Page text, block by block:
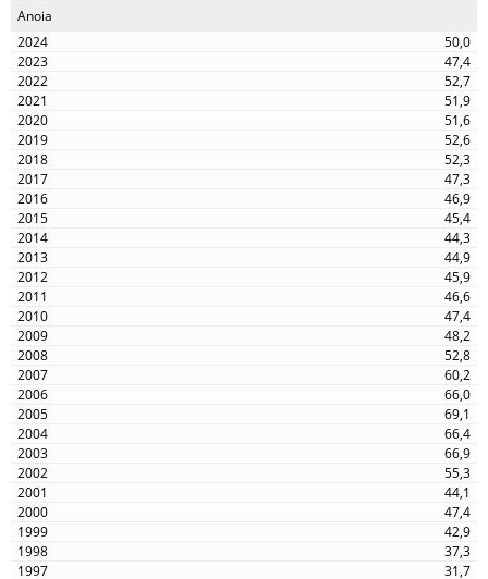
Anoia
50,0
47,4
52,7
51,9
51,6
52,6
52,3
47,3
46,9
45,4
44,3
44,9
45,9
46,6
47,4
48,2
52,8
60,2
66,0
69,1
66,4
66,9
55,3
44,1
47,4
42,9
37,3
31,7